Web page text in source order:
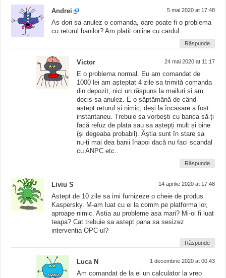
Andrei 5 mai 2020 at 17:48
As dori sa anulez o comanda, oare poate fi o problema
cu returul banilor? Am platit online cu cardul
Răspunde
Victor 24 mai 2020 at 11:17
E o problema normal. Eu am comandat de
1000 lei am așteptat 4 zile sa trimită comanda
din depozit, nici un răspuns la mailuri si am
decis sa anulez. E o săptămână de când
aștept returul și nimic, deși la încasare a fost
instantaneu. Trebuie sa vorbești cu banca să-ți
facă refuz de plata sau sa aștepți mult și bine
(și degeaba probabil). Ăștia sunt în stare sa
nu-ți mai dea banii înapoi dacă nu faci scandal
cu ANPC etc..
Răspunde
Liviu S 14 aprilie 2020 at 17:48
Astept de 10 zile sa imi furnizeze o cheie de produs
Kaspersky. M-am luat cu ei la comm pe platforma lor,
aproape nimic. Astia au probleme asa mari? Mi-oi fi luat
teapa? Cat trebuie sa astept pana sa sesizez
interventia OPC-ul?
Răspunde
Luca N 1 decembrie 2020 at 00:43
Am comandat de la ei un calculator la vreo